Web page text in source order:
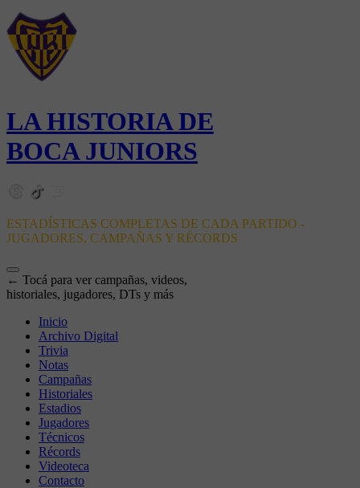
LA HISTORIA DE
BOCA JUNIORS
ESTADÍSTICAS COMPLETAS DE CADA PARTIDO -
JUGADORES, CAMPAÑAS Y RÉCORDS
← Tocá para ver campañas, videos,
historiales, jugadores, DTs y más
Inicio
Archivo Digital
Trivia
Notas
Campañas
Historiales
Estadios
Jugadores
Técnicos
Récords
Videoteca
Contacto